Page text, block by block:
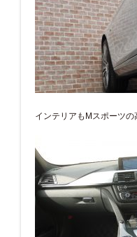
インテリアもMスポーツ